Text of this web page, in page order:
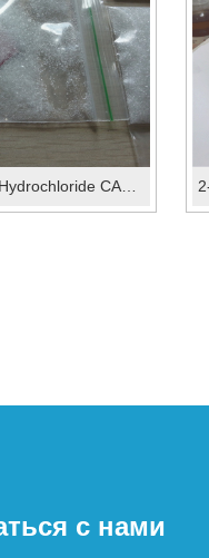
Diphenhydramine Hydrochloride CAS: 147-24-0
с нами